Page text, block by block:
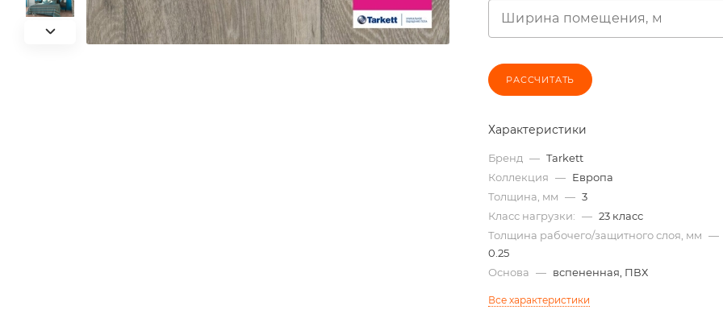
Ширина помещения, м
РАССЧИТАТЬ
Характеристики
Бренд — Tarkett
Коллекция — Европа
Толщина, мм — 3
Класс нагрузки: — 23 класс
Толщина рабочего/защитного слоя, мм —
0.25
Основа — вспененная, ПВХ
Все характеристики